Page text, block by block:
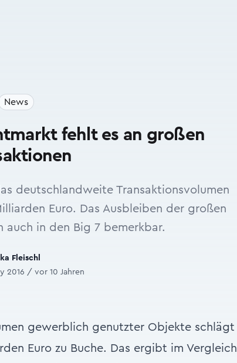
News
fehlt es an großen
deutschlandweite Transaktionsvolumen
Euro. Das Ausbleiben der großen
auch in den Big 7 bemerkbar.
Fleischl
2016 / vor 10 Jahren
gewerblich genutzter Objekte schlägt
Euro zu Buche. Das ergibt im Vergleich